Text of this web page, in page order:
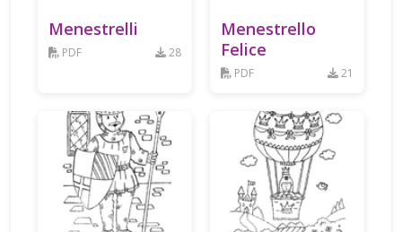
Menestrelli
PDF 28
Menestrello
Felice
PDF 21